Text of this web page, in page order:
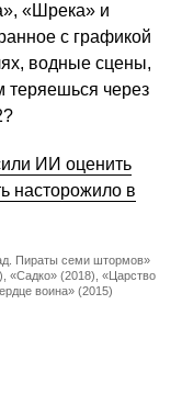
«Шрека» и
с графикой
водные сцены,
теряешься через
ИИ оценить
насторожило в
Пираты семи штормов»
«Садко» (2018), «Царство
воина» (2015)